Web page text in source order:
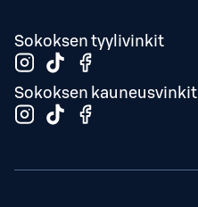
Sokoksen tyylivinkit
Sokoksen kauneusvinkit